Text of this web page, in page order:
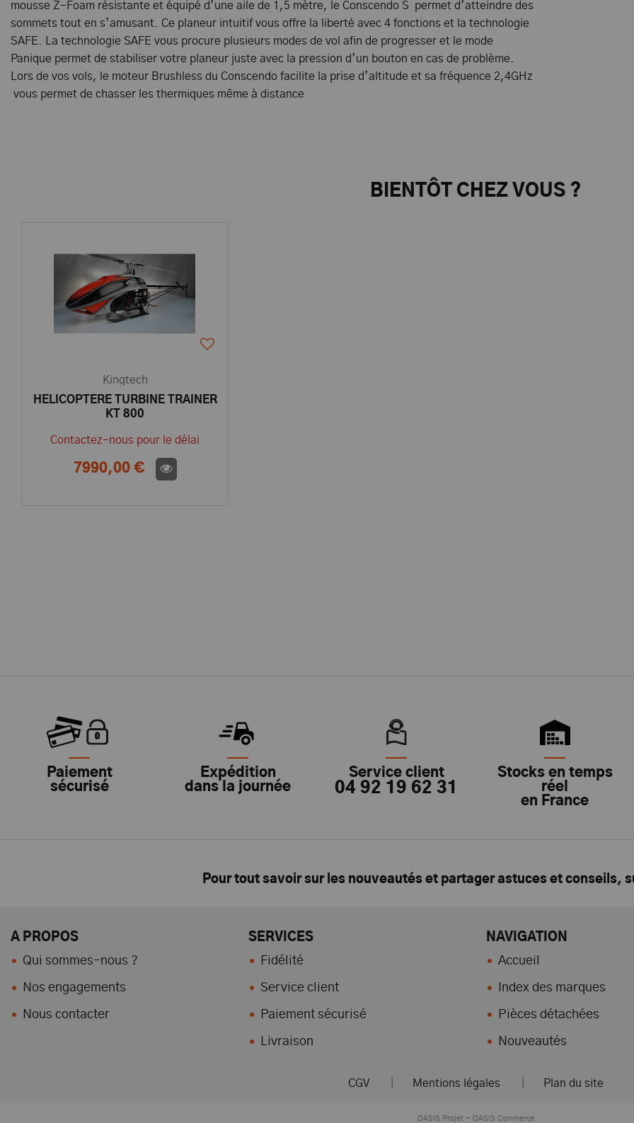
mousse Z-Foam résistante et équipé d’une aile de 1,5 mètre, le Conscendo S permet d’atteindre des
sommets tout en s’amusant. Ce planeur intuitif vous offre la liberté avec 4 fonctions et la technologie
SAFE. La technologie SAFE vous procure plusieurs modes de vol afin de progresser et le mode
Panique permet de stabiliser votre planeur juste avec la pression d’un bouton en cas de problème.
Lors de vos vols, le moteur Brushless du Conscendo facilite la prise d’altitude et sa fréquence 2,4GHz
vous permet de chasser les thermiques même à distance
BIENTÔT CHEZ VOUS ?
Kingtech
HELICOPTERE TURBINE TRAINER
KT 800
Contactez-nous pour le délai
7990,00 €
Paiement
sécurisé
Expédition
dans la journée
Service client
04 92 19 62 31
Stocks en temps
réel
en France
Pour tout savoir sur les nouveautés et partager astuces et conseils,
A PROPOS
Qui sommes-nous ?
Nos engagements
Nous contacter
SERVICES
Fidélité
Service client
Paiement sécurisé
Livraison
NAVIGATION
Accueil
Index des marques
Pièces détachées
Nouveautés
CGV Mentions légales Plan du site
OASIS Projet- OASIS Commerce